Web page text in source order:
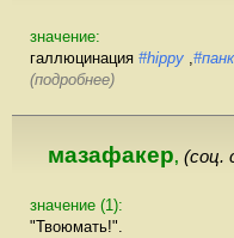
значение:
галлюцинация #hippy
(подробнее)
мазафакер, (соц.
значение (1):
"Твоюмать!".